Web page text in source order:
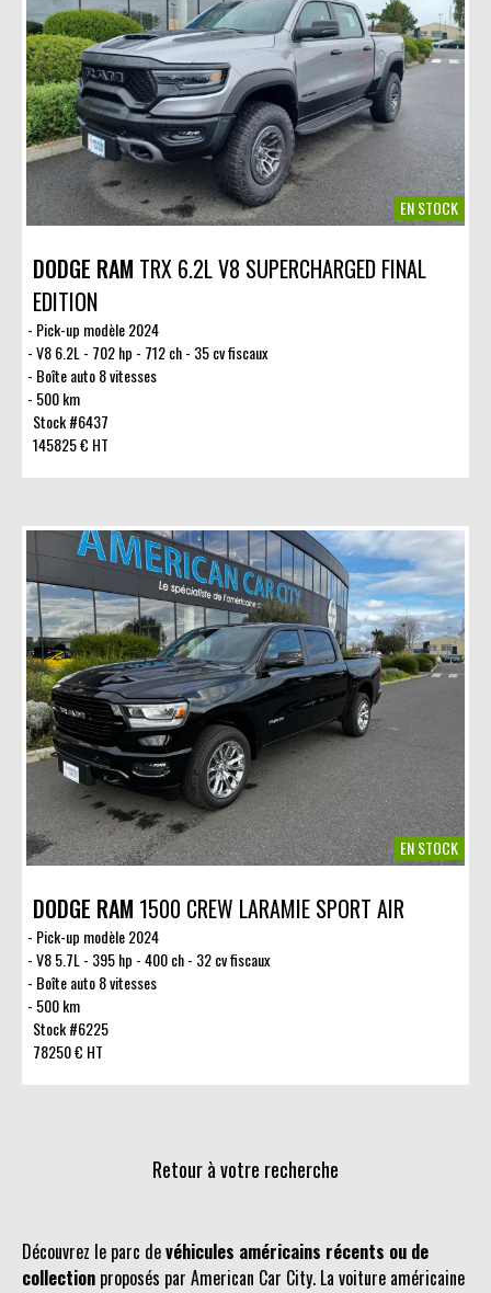
Découvrez le parc devéhicules américains récents ou de
collection proposés par American Car City. La voiture américaine
EN STOCK
DODGE RAM TRX 6.2L V8 SUPERCHARGED FINAL
EDITION
Pick-up modèle 2024
V8 6.2L - 702 hp - 712 ch - 35 cv fiscaux
Boîte auto 8 vitesses
500 km
Stock #6437
145825 € HT
EN STOCK
DODGE RAM 1500 CREW LARAMIE SPORT AIR
Pick-up modèle 2024
V8 5.7L - 395 hp - 400 ch - 32 cv fiscaux
Boîte auto 8 vitesses
500 km
Stock #6225
78250 € HT
Retour à votre recherche